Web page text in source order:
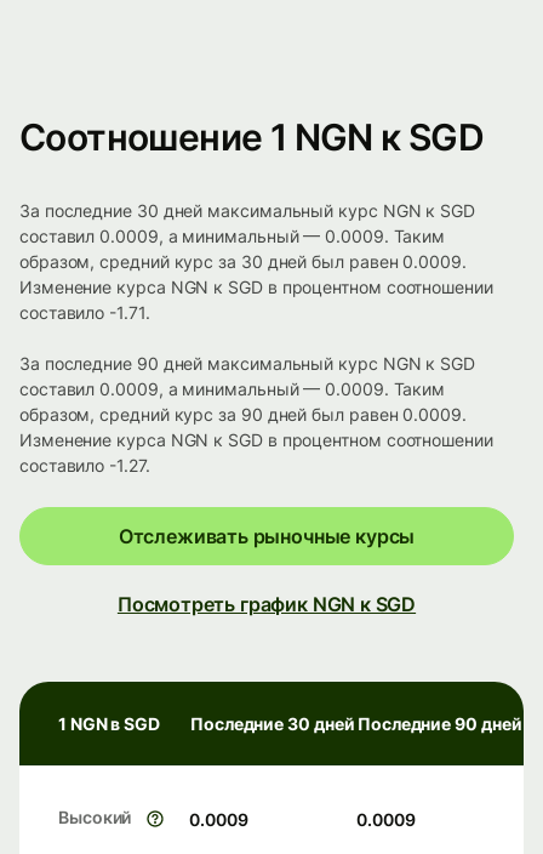
Соотношение 1 NGN к SGD
За последние 30 дней максимальный курс NGN к SGD
составил 0.0009, а минимальный — 0.0009. Таким
образом, средний курс за 30 дней был равен 0.0009.
Изменение курса NGN к SGD в процентном соотношении
составило -1.71.
За последние 90 дней максимальный курс NGN к SGD
составил 0.0009, а минимальный — 0.0009. Таким
образом, средний курс за 90 дней был равен 0.0009.
Изменение курса NGN к SGD в процентном соотношении
составило -1.27.
Отслеживать рыночные курсы
Посмотреть график NGN к SGD
1 NGN в SGD Последние 30 дней Последние 90 дней
Высокий 0.0009 0.0009